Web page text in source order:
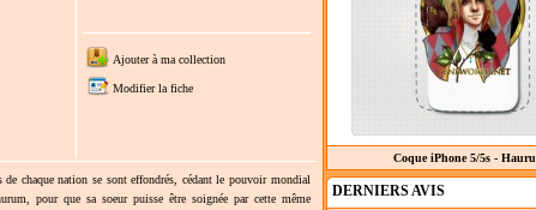
Ajouter à ma collection
Modifier la fiche
de chaque nation se sont effondrés, cédant le pouvoir mondial
pour que sa soeur puisse être soignée par cette même
Coque iPhone 5/5s - Hauru
DERNIERS AVIS